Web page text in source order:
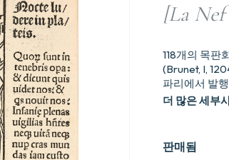
[La
판매됨
118개의 목
(Brunet, I,
파리에서 발
더 많은 세부